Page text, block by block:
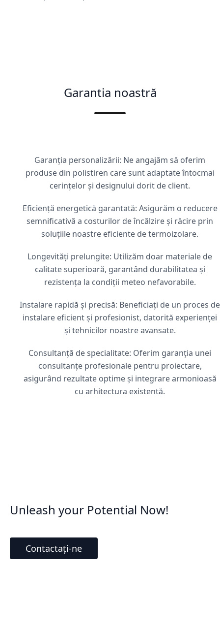
Garantia noastră
Garanția personalizării: Ne angajăm să oferim
produse din polistiren care sunt adaptate întocmai
cerințelor și designului dorit de client.
Eficiență energetică garantată: Asigurăm o reducere
semnificativă a costurilor de încălzire și răcire prin
soluțiile noastre eficiente de termoizolare.
Longevități prelungite: Utilizăm doar materiale de
calitate superioară, garantând durabilitatea și
rezistența la condiții meteo nefavorabile.
Instalare rapidă și precisă: Beneficiați de un proces de
instalare eficient și profesionist, datorită experienței
și tehnicilor noastre avansate.
Consultanță de specialitate: Oferim garanția unei
consultanțe profesionale pentru proiectare,
asigurând rezultate optime și integrare armonioasă
cu arhitectura existentă.
Unleash your Potential Now!
Contactați-ne